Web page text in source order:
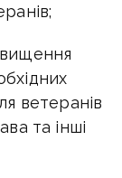
ветеранів
та інші